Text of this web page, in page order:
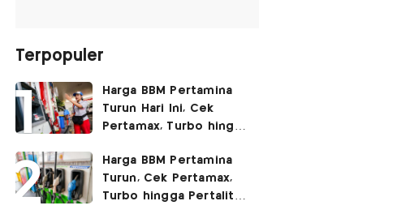
Terpopuler
Harga BBM Pertamina
Turun Hari Ini, Cek
Pertamax, Turbo hingga
2026
Harga BBM Pertamina
Turun, Cek Pertamax,
Turbo hingga Pertalite